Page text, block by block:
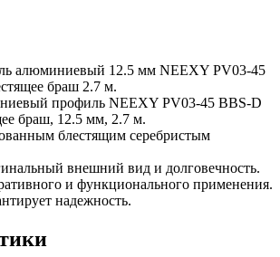
алюминиевый 12.5 мм NEEXY PV03-45
браш 2.7 м.
профиль NEEXY PV03-45 BBS-D
браш, 12.5 мм, 2.7 м.
блестящим серебристым
внешний вид и долговечность.
и функционального применения.
надежность.